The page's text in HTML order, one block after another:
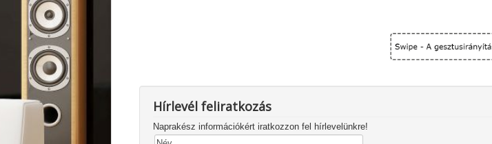
Hírlevél feliratkozás
Naprakész információkért iratkozzon fel hírlevelünkre!